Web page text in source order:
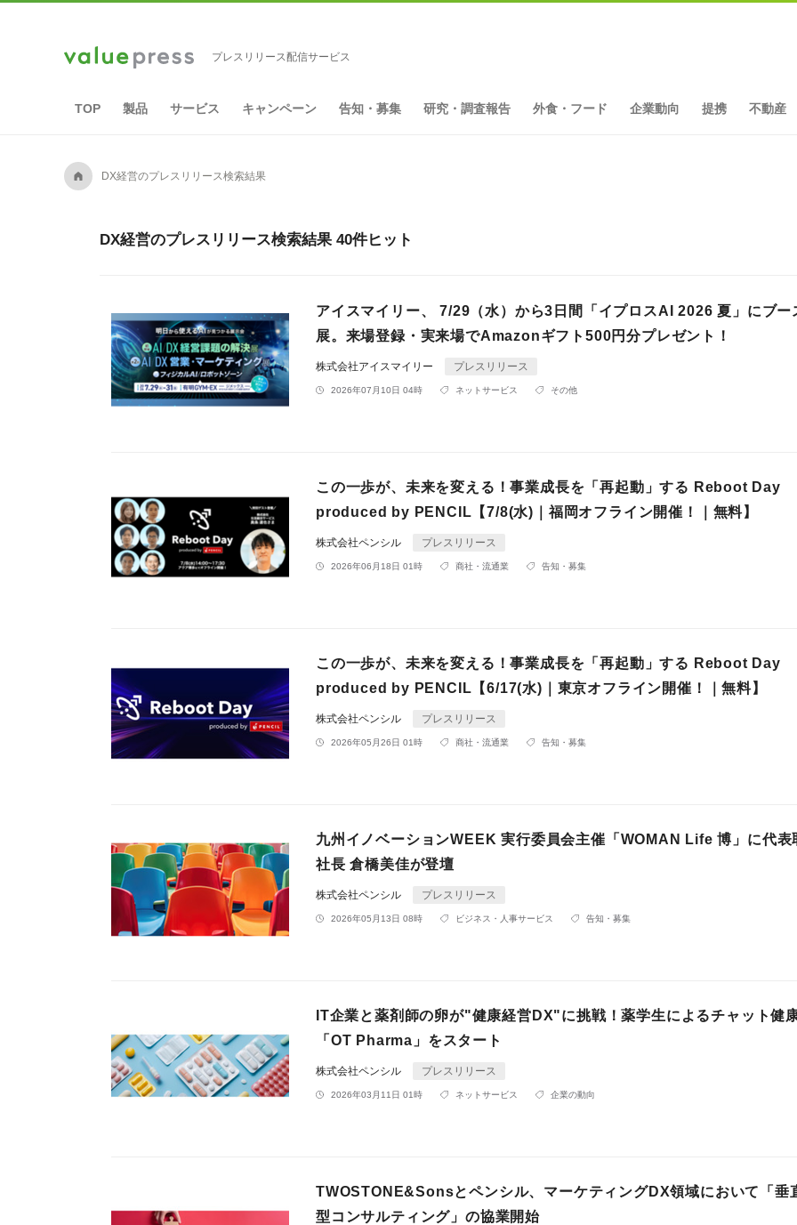
プレスリリース配信サービス
TOP 製品 サービス キャンペーン 告知・募集 研究・調査報告 外食・フード 企業動向 提携 不動産
A DX経営のプレスリリース検索結果
DX経営のプレスリリース検索結果 40件ヒット
アイスマイリー、 7/29（水）から3日間「イプロスAI 2026 夏」にブー
展。来場登録・実来場でAmazonギフト500円分プレゼント！
株式会社アイスマイリー プレスリリース
2026年07月10日 04時 ネットサービス その他
この一歩が、未来を変える！事業成長を「再起動」する Reboot Day
produced by PENCIL【7/8(水)｜福岡オフライン開催！｜無料】
株式会社ペンシル プレスリリース
2026年06月18日 01時 商社・流通業 告知・募集
この一歩が、未来を変える！事業成長を「再起動」する Reboot Day
produced by PENCIL【6/17(水)｜東京オフライン開催！｜無料】
株式会社ペンシル プレスリリース
2026年05月26日 01時 商社・流通業 告知・募集
九州イノベーションWEEK 実行委員会主催「WOMAN Life 博」に代表
社長 倉橋美佳が登壇
株式会社ペンシル プレスリリース
2026年05月13日 08時 ビジネス・人事サービス 告知・募集
IT企業と薬剤師の卵が"健康経営DX"に挑戦！薬学生によるチャット健
「OT Pharma」をスタート
株式会社ペンシル プレスリリース
2026年03月11日 01時 ネットサービス 企業の動向
TWOSTONE&Sonsとペンシル、マーケティングDX領域において「垂
型コンサルティング」の協業開始